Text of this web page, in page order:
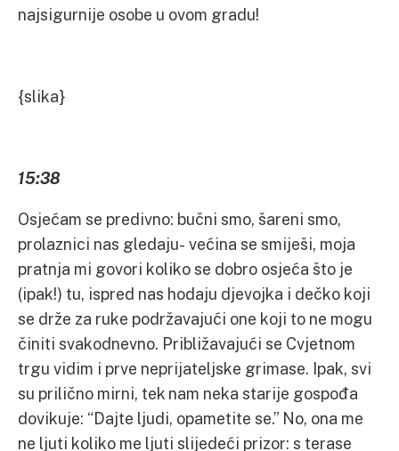
najsigurnije osobe u ovom gradu!
{slika}
15:38
Osjećam se predivno: bučni smo, šareni smo,
prolaznici nas gledaju- većina se smiješi, moja
pratnja mi govori koliko se dobro osjeća što je
(ipak!) tu, ispred nas hodaju djevojka i dečko koji
se drže za ruke podržavajući one koji to ne mogu
činiti svakodnevno. Približavajući se Cvjetnom
trgu vidim i prve neprijateljske grimase. Ipak, svi
su prilično mirni, tek nam neka starije gospođa
dovikuje: “Dajte ljudi, opametite se.” No, ona me
ne ljuti koliko me ljuti slijedeći prizor: s terase